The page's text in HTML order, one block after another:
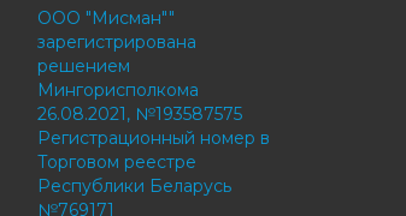
ООО "Мисман""
зарегистрирована
решением
Мингорисполкома
26.08.2021, №193587575
Регистрационный номер в
Торговом реестре
Республики Беларусь
№769171